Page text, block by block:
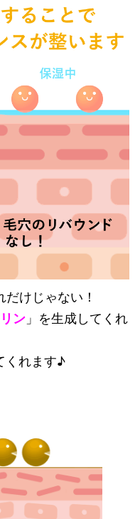
けじゃない！
ン 」を生成してくれ
くれます♪